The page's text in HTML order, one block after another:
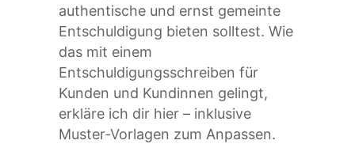
authentische und ernst gemeinte
Entschuldigung bieten solltest. Wie
das mit einem
Entschuldigungsschreiben für
Kunden und Kundinnen gelingt,
erkläre ich dir hier – inklusive
Muster-Vorlagen zum Anpassen.